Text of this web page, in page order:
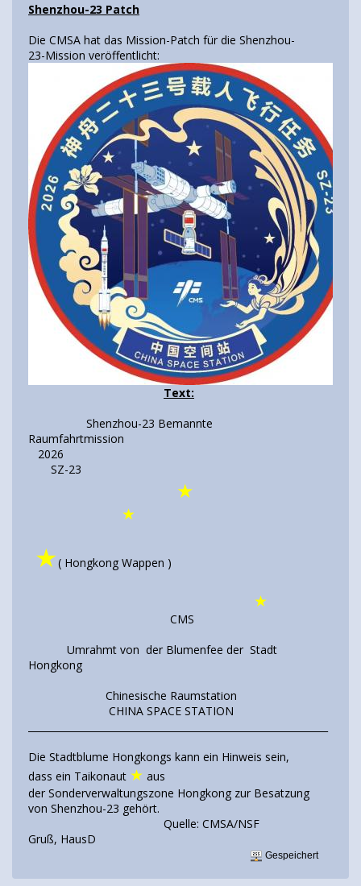
Shenzhou-23 Patch
Die CMSA hat das Mission-Patch für die Shenzhou-
23-Mission veröffentlicht:
Text:
Shenzhou-23 Bemannte
Raumfahrtmission
2026
SZ-23
★
★
★( Hongkong Wappen )
★
CMS
Umrahmt von der Blumenfee der Stadt
Hongkong
Chinesische Raumstation
CHINA SPACE STATION
Die Stadtblume Hongkongs kann ein Hinweis sein,
dass ein Taikonaut ★ aus
der Sonderverwaltungszone Hongkong zur Besatzung
von Shenzhou-23 gehört.
Quelle: CMSA/NSF
Gruß, HausD
Gespeichert